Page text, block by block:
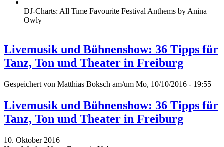
DJ-Charts: All Time Favourite Festival Anthems by Anina
Owly
Livemusik und Bühnenshow: 36 Tipps für
Tanz, Ton und Theater in Freiburg
Gespeichert von Matthias Boksch am/um Mo, 10/10/2016 - 19:55
Livemusik und Bühnenshow: 36 Tipps für
Tanz, Ton und Theater in Freiburg
10. Oktober 2016